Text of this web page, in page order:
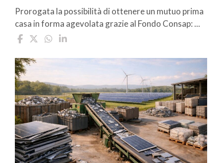
Prorogata la possibilità di ottenere un mutuo prima
casa in forma agevolata grazie al Fondo Consap: ...